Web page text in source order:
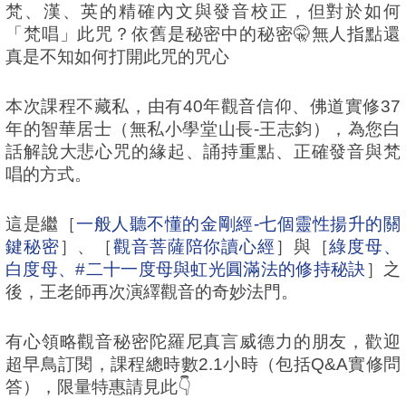
梵、漢、英的精確內文與發音校正，但對於如何
「梵唱」此咒？依舊是秘密中的秘密🤫無人指點還
真是不知如何打開此咒的咒心
本次課程不藏私，由有40年觀音信仰、佛道實修37
年的智華居士（無私小學堂山長-王志鈞），為您白
話解說大悲心咒的緣起、誦持重點、正確發音與梵
唱的方式。
這是繼［一般人聽不懂的金剛經-七個靈性揚升的關
鍵秘密］、［觀音菩薩陪你讀心經］與［綠度母、
白度母、#二十一度母與虹光圓滿法的修持秘訣］之
後，王老師再次演繹觀音的奇妙法門。
有心領略觀音秘密陀羅尼真言威德力的朋友，歡迎
超早鳥訂閱，課程總時數2.1小時（包括Q&A實修問
答），限量特惠請見此👇